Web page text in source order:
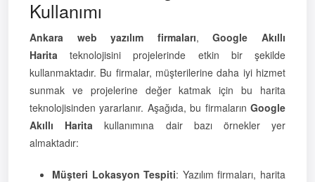
Kullanımı
Ankara web yazılım firmaları,Google Akıllı
Harita teknolojisini projelerinde etkin bir şekilde
kullanmaktadır. Bu firmalar, müşterilerine daha iyi hizmet
sunmak ve projelerine değer katmak için bu harita
teknolojisinden yararlanır. Aşağıda, bu firmaların Google
Akıllı Harita kullanımına dair bazı örnekler yer
almaktadır:
Müşteri Lokasyon Tespiti: Yazılım firmaları, harita